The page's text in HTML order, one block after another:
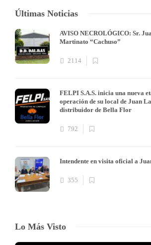
Últimas Noticias
AVISO NECROLÓGICO: Sr.
Martinato “Cachuso”
2114
FELPI S.A.S. inicia una nueva
operación de su local de Juan
distribuidor de Bella Flor
792
Intendente en visita oficial a
355
Lo Más Visto